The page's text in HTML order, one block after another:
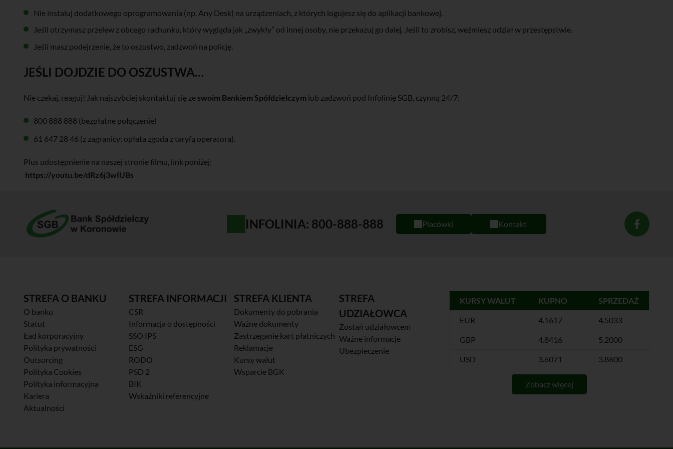
Nie instaluj dodatkowego oprogramowania (np. Any Desk) na urządzeniach, z których logujesz się do aplikacji bankowej.
Jeśli otrzymasz przelew z obcego rachunku, który wygląda jak „zwykły” od innej osoby, nie przekazuj go dalej. Jeśli to zrobisz, weźmiesz udział w przestępstwie.
Jeśli masz podejrzenie, że to oszustwo, zadzwoń na policję.
JEŚLI DOJDZIE DO OSZUSTWA…
Nie czekaj, reaguj! Jak najszybciej skontaktuj się ze swoim Bankiem Spółdzielczym lub zadzwoń pod Infolinię SGB, czynną 24/7:
800 888 888 (bezpłatne połączenie)
61 647 28 46 (z zagranicy; opłata zgoda z taryfą operatora).
Plus udostępnienie na naszej stronie filmu, link poniżej:
https://youtu.be/dRz6j3wIUBs
INFOLINIA: 800-888-888 Placówki Kontakt
STREFA O BANKU
O banku
Statut
Ład korporacyjny
Polityka prywatności
Outsorcing
Polityka Cookies
Polityka informacyjna
Kariera
Aktualności
STREFA INFORMACJI
CSR
Informacja o dostępności
SSO IPS
ESG
RODO
PSD 2
BIK
Wskaźniki referencyjne
STREFA KLIENTA
Dokumenty do pobrania
Ważne dokumenty
Zastrzeganie kart płatniczych
Reklamacje
Kursy walut
Wsparcie BGK
STREFA
UDZIAŁOWCA
Zostań udziałowcem
Ważne informacje
Ubezpieczenie
KURSY WALUT KUPNO SPRZEDAŻ
EUR 4.1617 4.5033
GBP 4.8416 5.2000
USD 3.6071 3.8600
Zobacz więcej